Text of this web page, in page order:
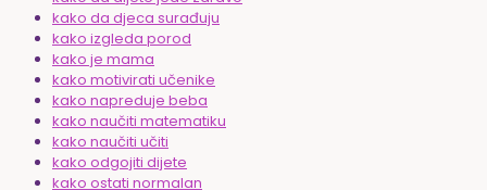
kako da djeca surađuju
kako izgleda porod
kako je mama
kako motivirati učenike
kako napreduje beba
kako naučiti matematiku
kako naučiti učiti
kako odgojiti dijete
kako ostati normalan